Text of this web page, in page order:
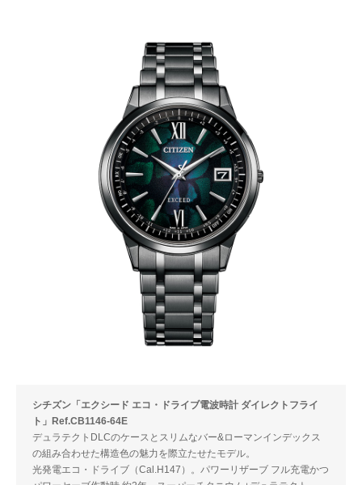
シチズン「エクシード エコ・ドライブ電波時計 ダイレクトフライ
ト」Ref.CB1146-64E
デュラテクトDLCのケースとスリムなバー&ローマンインデックス
の組み合わせた構造色の魅力を際立たせたモデル。
光発電エコ・ドライブ（Cal.H147）。パワーリザーブ フル充電かつ